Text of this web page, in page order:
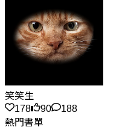
笑笑生
178
90
188
熱門書單